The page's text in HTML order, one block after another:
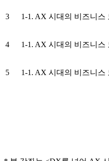
3 1-1. AX 시대의 비즈니스
4 1-1. AX 시대의 비즈니스
5 1-1. AX 시대의 비즈니스